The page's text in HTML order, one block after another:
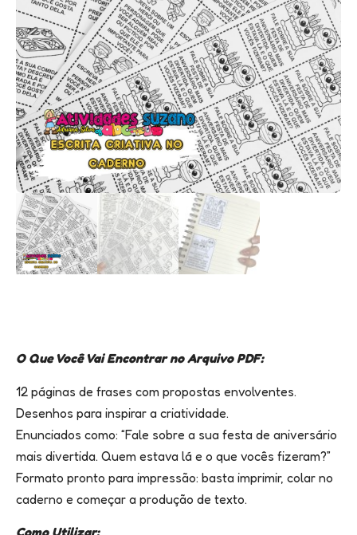
O Que Você Vai Encontrar no Arquivo PDF:
12 páginas de frases com propostas envolventes.
Desenhos para inspirar a criatividade.
Enunciados como: “Fale sobre a sua festa de aniversário
mais divertida. Quem estava lá e o que vocês fizeram?”
Formato pronto para impressão: basta imprimir, colar no
caderno e começar a produção de texto.